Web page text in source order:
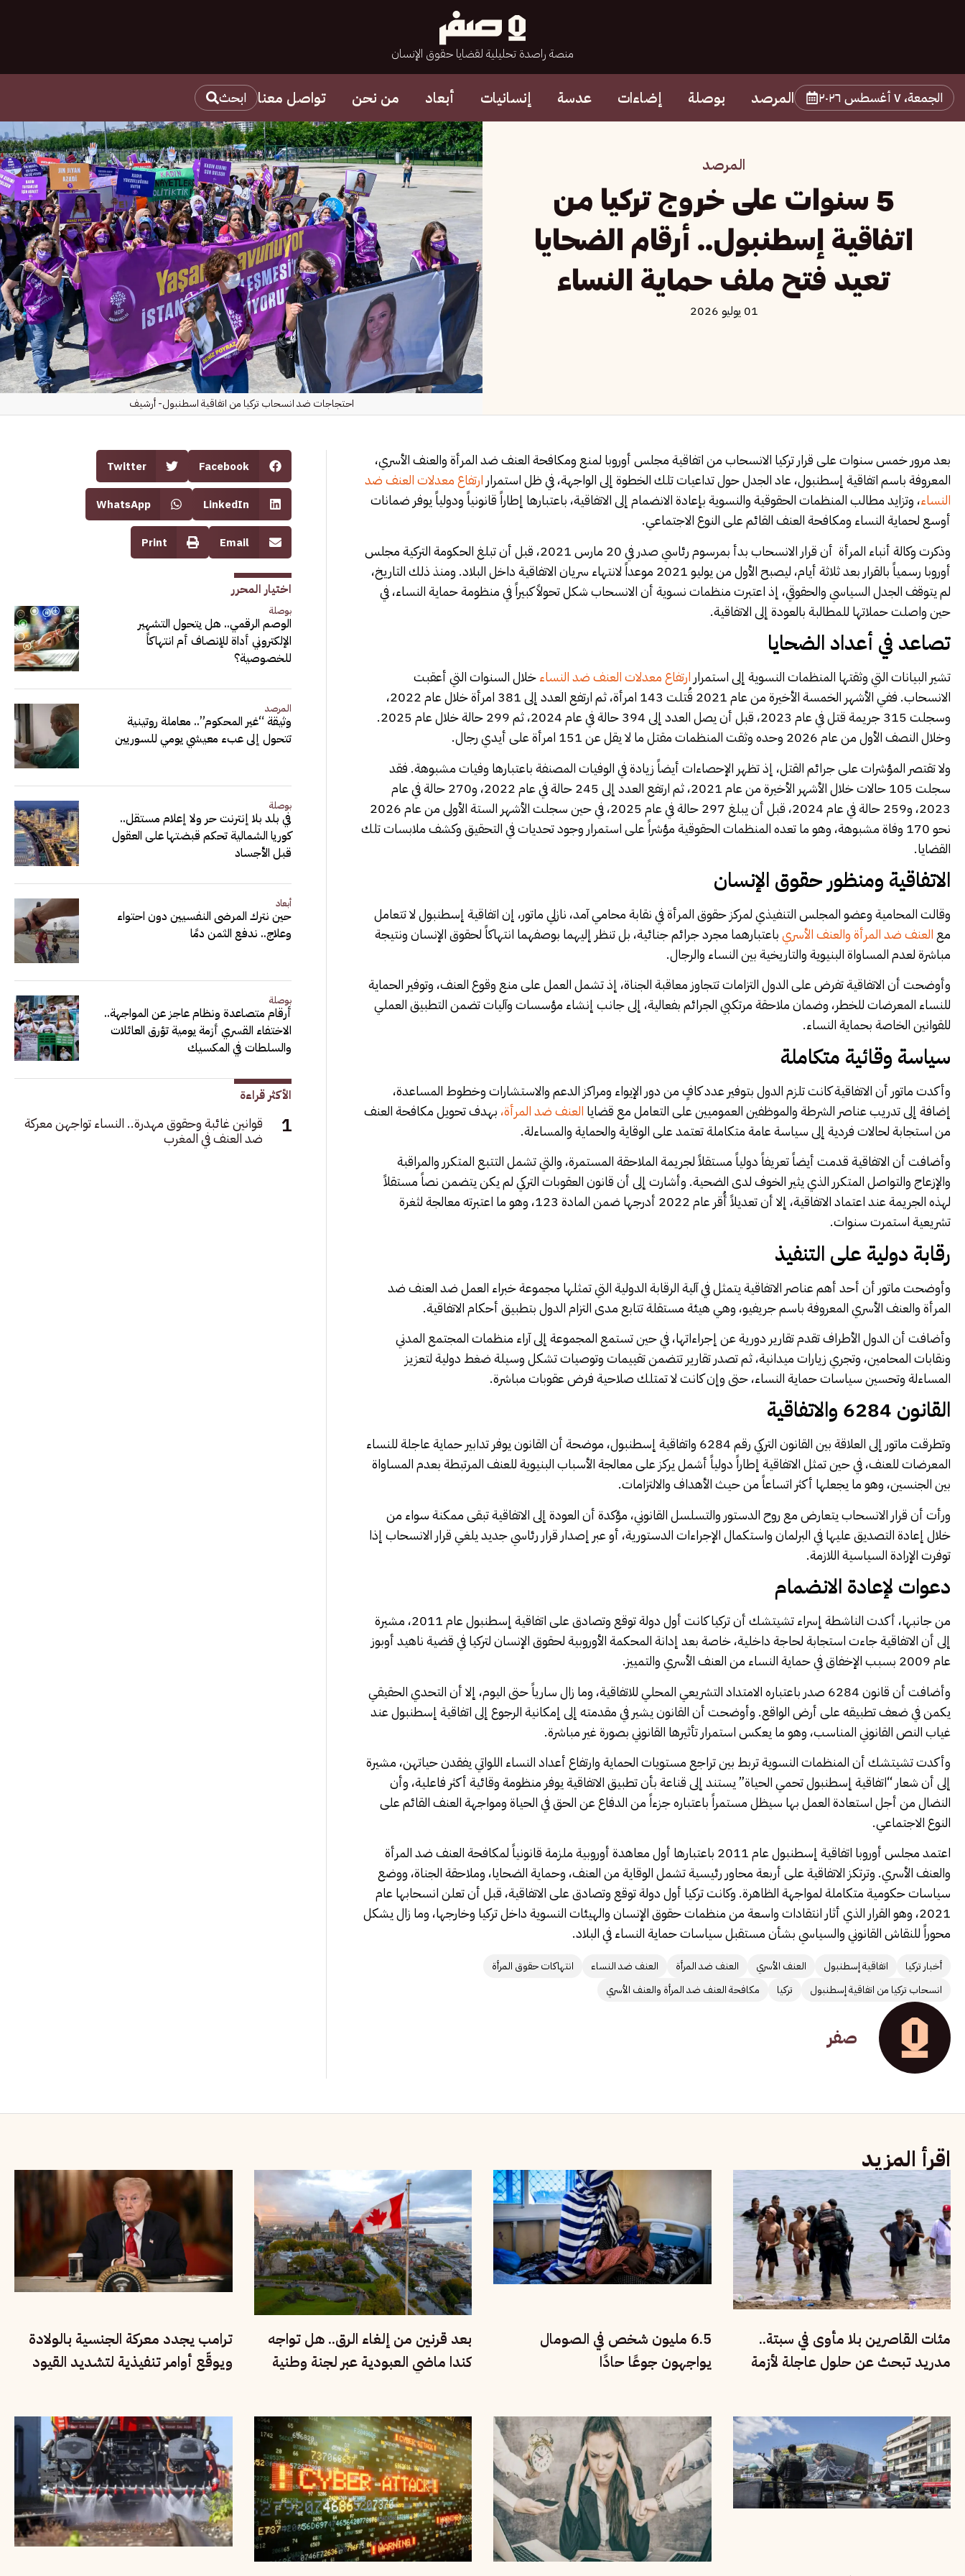
منصة راصدة تحليلية لقضايا حقوق الإنسان
الجمعة، ٧ أغسطس ٢٠٢٦ المرصد بوصلة إضاءات عدسة إنسانيات أبعاد من نحن تواصل معنا ابحث
المرصد
5 سنوات على خروج تركيا من
اتفاقية إسطنبول.. أرقام الضحايا
تعيد فتح ملف حماية النساء
01 يوليو 2026
احتجاجات ضد انسحاب تركيا من اتفاقية اسطنبول- أرشيف
بعد مرور خمس سنوات على قرار تركيا الانسحاب من اتفاقية مجلس أوروبا لمنع ومكافحة العنف ضد المرأة والعنف الأسري،
المعروفة باسم اتفاقية إسطنبول، عاد الجدل حول تداعيات تلك الخطوة إلى الواجهة، في ظل استمرار ارتفاع معدلات العنف ضد
النساء، وتزايد مطالب المنظمات الحقوقية والنسوية بإعادة الانضمام إلى الاتفاقية، باعتبارها إطاراً قانونياً ودولياً يوفر ضمانات
أوسع لحماية النساء ومكافحة العنف القائم على النوع الاجتماعي.
وذكرت وكالة أنباء المرأة أن قرار الانسحاب بدأ بمرسوم رئاسي صدر في 20 مارس 2021، قبل أن تبلغ الحكومة التركية مجلس
أوروبا رسمياً بالقرار بعد ثلاثة أيام، ليصبح الأول من يوليو 2021 موعداً لانتهاء سريان الاتفاقية داخل البلاد. ومنذ ذلك التاريخ،
لم يتوقف الجدل السياسي والحقوقي، إذ اعتبرت منظمات نسوية أن الانسحاب شكل تحولاً كبيراً في منظومة حماية النساء، في
حين واصلت حملاتها للمطالبة بالعودة إلى الاتفاقية.
تصاعد في أعداد الضحايا
تشير البيانات التي وثقتها المنظمات النسوية إلى استمرار ارتفاع معدلات العنف ضد النساءخلال السنوات التي أعقبت
الانسحاب. ففي الأشهر الخمسة الأخيرة من عام 2021 قُتلت 143 امرأة، ثم ارتفع العدد إلى 381 امرأة خلال عام 2022،
وسجلت 315 جريمة قتل في عام 2023، قبل أن يصل العدد إلى 394 حالة في عام 2024، ثم 299 حالة خلال عام 2025.
وخلال النصف الأول من عام 2026 وحده وثقت المنظمات مقتل ما لا يقل عن 151 امرأة على أيدي رجال.
ولا تقتصر المؤشرات على جرائم القتل، إذ تظهر الإحصاءات أيضاً زيادة في الوفيات المصنفة باعتبارها وفيات مشبوهة. فقد
سجلت 105 حالات خلال الأشهر الأخيرة من عام 2021، ثم ارتفع العدد إلى 245 حالة في عام 2022، و270 حالة في عام
2023، و259 حالة في عام 2024، قبل أن يبلغ 297 حالة في عام 2025، في حين سجلت الأشهر الستة الأولى من عام 2026
نحو 170 وفاة مشبوهة، وهو ما تعده المنظمات الحقوقية مؤشراً على استمرار وجود تحديات في التحقيق وكشف ملابسات تلك
القضايا.
الاتفاقية ومنظور حقوق الإنسان
وقالت المحامية وعضو المجلس التنفيذي لمركز حقوق المرأة في نقابة محامي آمد، نازلي ماتور، إن اتفاقية إسطنبول لا تتعامل
مع العنف ضد المرأة والعنف الأسريباعتبارهما مجرد جرائم جنائية، بل تنظر إليهما بوصفهما انتهاكاً لحقوق الإنسان ونتيجة
مباشرة لعدم المساواة البنيوية والتاريخية بين النساء والرجال.
وأوضحت أن الاتفاقية تفرض على الدول التزامات تتجاوز معاقبة الجناة، إذ تشمل العمل على منع وقوع العنف، وتوفير الحماية
للنساء المعرضات للخطر، وضمان ملاحقة مرتكبي الجرائم بفعالية، إلى جانب إنشاء مؤسسات وآليات تضمن التطبيق العملي
للقوانين الخاصة بحماية النساء.
سياسة وقائية متكاملة
وأكدت ماتور أن الاتفاقية كانت تلزم الدول بتوفير عدد كافٍ من دور الإيواء ومراكز الدعم والاستشارات وخطوط المساعدة،
إضافة إلى تدريب عناصر الشرطة والموظفين العموميين على التعامل مع قضايا العنف ضد المرأة، بهدف تحويل مكافحة العنف
من استجابة لحالات فردية إلى سياسة عامة متكاملة تعتمد على الوقاية والحماية والمساءلة.
وأضافت أن الاتفاقية قدمت أيضاً تعريفاً دولياً مستقلاً لجريمة الملاحقة المستمرة، والتي تشمل التتبع المتكرر والمراقبة
والإزعاج والتواصل المتكرر الذي يثير الخوف لدى الضحية. وأشارت إلى أن قانون العقوبات التركي لم يكن يتضمن نصاً مستقلاً
لهذه الجريمة عند اعتماد الاتفاقية، إلا أن تعديلاً أُقر عام 2022 أدرجها ضمن المادة 123، وهو ما اعتبرته معالجة لثغرة
تشريعية استمرت سنوات.
رقابة دولية على التنفيذ
وأوضحت ماتور أن أحد أهم عناصر الاتفاقية يتمثل في آلية الرقابة الدولية التي تمثلها مجموعة خبراء العمل ضد العنف ضد
المرأة والعنف الأسري المعروفة باسم جريفيو، وهي هيئة مستقلة تتابع مدى التزام الدول بتطبيق أحكام الاتفاقية.
وأضافت أن الدول الأطراف تقدم تقارير دورية عن إجراءاتها، في حين تستمع المجموعة إلى آراء منظمات المجتمع المدني
ونقابات المحامين، وتجري زيارات ميدانية، ثم تصدر تقارير تتضمن تقييمات وتوصيات تشكل وسيلة ضغط دولية لتعزيز
المساءلة وتحسين سياسات حماية النساء، حتى وإن كانت لا تمتلك صلاحية فرض عقوبات مباشرة.
القانون 6284 والاتفاقية
وتطرقت ماتور إلى العلاقة بين القانون التركي رقم 6284 واتفاقية إسطنبول، موضحة أن القانون يوفر تدابير حماية عاجلة للنساء
المعرضات للعنف، في حين تمثل الاتفاقية إطاراً دولياً أشمل يركز على معالجة الأسباب البنيوية للعنف المرتبطة بعدم المساواة
بين الجنسين، وهو ما يجعلها أكثر اتساعاً من حيث الأهداف والالتزامات.
ورأت أن قرار الانسحاب يتعارض مع روح الدستور والتسلسل القانوني، مؤكدة أن العودة إلى الاتفاقية تبقى ممكنة سواء من
خلال إعادة التصديق عليها في البرلمان واستكمال الإجراءات الدستورية، أو عبر إصدار قرار رئاسي جديد يلغي قرار الانسحاب إذا
توفرت الإرادة السياسية اللازمة.
دعوات لإعادة الانضمام
من جانبها، أكدت الناشطة إسراء تشيتشك أن تركيا كانت أول دولة توقع وتصادق على اتفاقية إسطنبول عام 2011، مشيرة
إلى أن الاتفاقية جاءت استجابة لحاجة داخلية، خاصة بعد إدانة المحكمة الأوروبية لحقوق الإنسان لتركيا في قضية ناهيد أوبوز
عام 2009 بسبب الإخفاق في حماية النساء من العنف الأسري والتمييز.
وأضافت أن قانون 6284 صدر باعتباره الامتداد التشريعي المحلي للاتفاقية، وما زال سارياً حتى اليوم، إلا أن التحدي الحقيقي
يكمن في ضعف تطبيقه على أرض الواقع. وأوضحت أن القانون يشير في مقدمته إلى إمكانية الرجوع إلى اتفاقية إسطنبول عند
غياب النص القانوني المناسب، وهو ما يعكس استمرار تأثيرها القانوني بصورة غير مباشرة.
وأكدت تشيتشك أن المنظمات النسوية تربط بين تراجع مستويات الحماية وارتفاع أعداد النساء اللواتي يفقدن حياتهن، مشيرة
إلى أن شعار “اتفاقية إسطنبول تحمي الحياة” يستند إلى قناعة بأن تطبيق الاتفاقية يوفر منظومة وقائية أكثر فاعلية، وأن
النضال من أجل استعادة العمل بها سيظل مستمراً باعتباره جزءاً من الدفاع عن الحق في الحياة ومواجهة العنف القائم على
النوع الاجتماعي.
اعتمد مجلس أوروبا اتفاقية إسطنبول عام 2011 باعتبارها أول معاهدة أوروبية ملزمة قانونياً لمكافحة العنف ضد المرأة
والعنف الأسري. وترتكز الاتفاقية على أربعة محاور رئيسية تشمل الوقاية من العنف، وحماية الضحايا، وملاحقة الجناة، ووضع
سياسات حكومية متكاملة لمواجهة الظاهرة. وكانت تركيا أول دولة توقع وتصادق على الاتفاقية، قبل أن تعلن انسحابها عام
2021، وهو القرار الذي أثار انتقادات واسعة من منظمات حقوق الإنسان والهيئات النسوية داخل تركيا وخارجها، وما زال يشكل
محوراً للنقاش القانوني والسياسي بشأن مستقبل سياسات حماية النساء في البلاد.
أخبار تركيا اتفاقية إسطنبول العنف الأسري العنف ضد المرأة العنف ضد النساء
انتهاكات حقوق المرأة
انسحاب تركيا من اتفاقية إسطنبول
تركيا مكافحة العنف ضد المرأة والعنف الأسري
صفر
Facebook
Twitter
LinkedIn
WhatsApp
Email
Print
اختيار المحرر
بوصلة
الوصم الرقمي.. هل يتحول التشهير
الإلكتروني أداة للإنصاف أم انتهاكاً
للخصوصية؟
المرصد
وثيقة “غير المحكوم”.. معاملة روتينية
تتحول إلى عبء معيشي يومي للسوريين
بوصلة
في بلد بلا إنترنت حر ولا إعلام مستقل..
كوريا الشمالية تحكم قبضتها على العقول
قبل الأجساد
أبعاد
حين نترك المرضى النفسيين دون احتواء
وعلاج.. ندفع الثمن دمًا
بوصلة
أرقام متصاعدة ونظام عاجز عن المواجهة..
الاختفاء القسري أزمة يومية تؤرق العائلات
والسلطات في المكسيك
الأكثر قراءة
قوانين غائبة وحقوق مهدرة.. النساء تواجهن معركة
ضد العنف في المغرب
اقرأ المزيد
مئات القاصرين بلا مأوى في سبتة..
مدريد تبحث عن حلول عاجلة لأزمة
6.5 مليون شخص في الصومال
يواجهون جوعًا حادًا
بعد قرنين من إلغاء الرق.. هل تواجه
كندا ماضي العبودية عبر لجنة وطنية
ترامب يجدد معركة الجنسية بالولادة
ويوقّع أوامر تنفيذية لتشديد القيود